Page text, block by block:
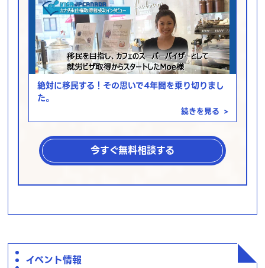
絶対に移民する！その思いで4年間を乗り切りまし
た。
続きを見る >
今すぐ無料相談する
イベント情報